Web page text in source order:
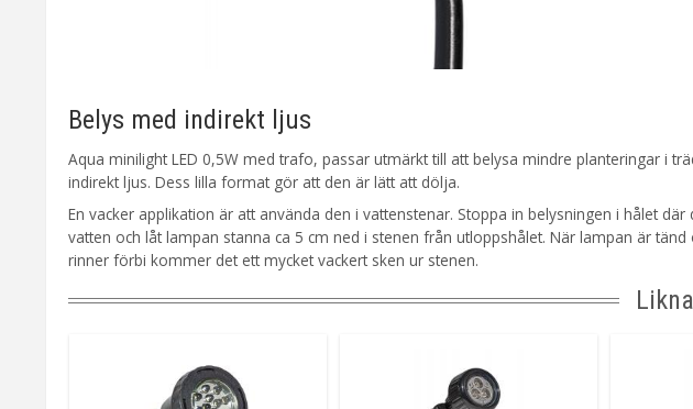
Belys med indirekt ljus
Aqua minilight LED 0,5W med trafo, passar utmärkt till att belysa mindre planteringar i
indirekt ljus. Dess lilla format gör att den är lätt att dölja.
En vacker applikation är att använda den i vattenstenar. Stoppa in belysningen i hålet där
vatten och låt lampan stanna ca 5 cm ned i stenen från utloppshålet. När lampan är tänd
rinner förbi kommer det ett mycket vackert sken ur stenen.